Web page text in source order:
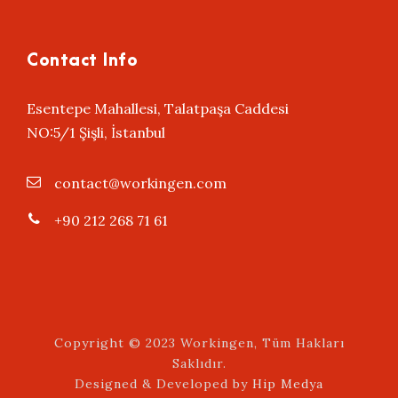
Contact Info
Esentepe Mahallesi, Talatpaşa Caddesi
NO:5/1 Şişli, İstanbul
contact@workingen.com
+90 212 268 71 61
Copyright © 2023 Workingen, Tüm Hakları
Saklıdır.
Designed & Developed by Hip Medya